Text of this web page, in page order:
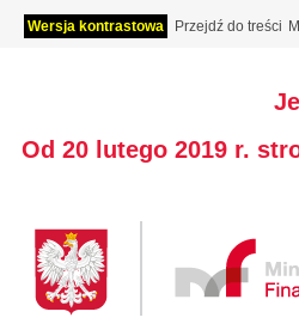
Wersja kontrastowa Przejdź do treści
Od 20 lutego 2019 r.